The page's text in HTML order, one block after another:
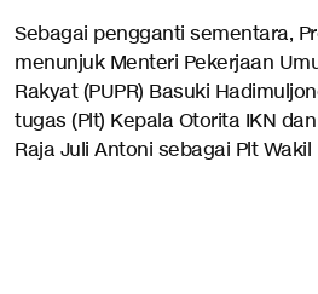
Sebagai pengganti sementara,
menunjuk Menteri Pekerjaan
Rakyat (PUPR) Basuki
tugas (Plt) Kepala Otorita IKN
Raja Juli Antoni sebagai Plt Wakil